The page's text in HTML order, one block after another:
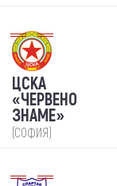
ЦСКА
«ЧЕРВЕНО
ЗНАМЕ»
(СОФИЯ)